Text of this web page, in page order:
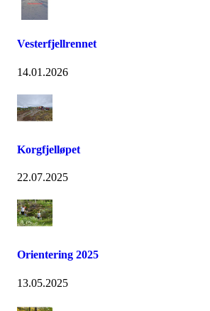
Vesterfjellrennet
14.01.2026
Korgfjelløpet
22.07.2025
Orientering 2025
13.05.2025